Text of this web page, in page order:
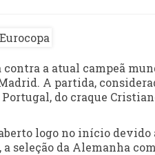
contra a atual campeã
A partida,
do craque
logo no início devido
seleção da Alemanha